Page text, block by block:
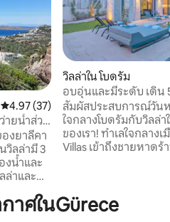
คะแนนเฉลี่ย 4.97 จาก 5, 37 รีวิว
4.97 (37)
ายน้ำส่วน
งยาลีคา
วิลล่ามี 3
น้ำและ
ล่าและ
ห้อง
ะโซฟาที่
วิลล่าใน โบดรัม
อบอุ่นและมีระดับ เดิน
สัมผัสประสบการณ์วัน
ใจกลางโบดรัมกับวิลล่
ของเรา! ทำเลใจกลางเมืองของ Müskebi
Villas เข้าถึงชายหาด
ที่ได้รับการออกแบบอย่
ความสะดวกสบายสูงสุด พนักงานที่เป็นมิตร
ศในGürece